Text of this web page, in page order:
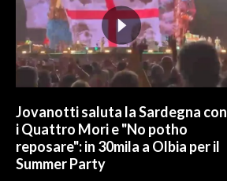
Jovanotti saluta la Sardegna con
i Quattro Mori e "No potho
reposare": in 30mila a Olbia per il
Summer Party